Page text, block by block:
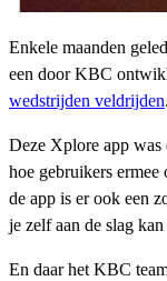
Enkele maanden
een door KBC
wedstrijden veldrijden.
Deze Xplore app was
hoe gebruikers ermee
de app is er ook een
je zelf aan de slag kan
En daar het KBC